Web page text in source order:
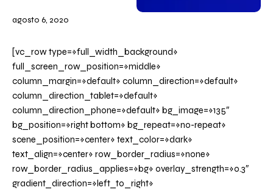
agosto 6, 2020
[vc_row type=»full_width_background»
full_screen_row_position=»middle»
column_margin=»default» column_direction=»default»
column_direction_tablet=»default»
column_direction_phone=»default» bg_image=»135″
bg_position=»right bottom» bg_repeat=»no-repeat»
scene_position=»center» text_color=»dark»
text_align=»center» row_border_radius=»none»
row_border_radius_applies=»bg» overlay_strength=»0.3″
gradient_direction=»left_to_right»